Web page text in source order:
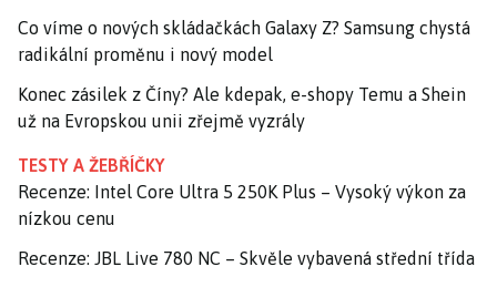
Co víme o nových skládačkách Galaxy Z? Samsung chystá
radikální proměnu i nový model
Konec zásilek z Číny? Ale kdepak, e-shopy Temu a Shein
už na Evropskou unii zřejmě vyzrály
TESTY A ŽEBŘÍČKY
Recenze: Intel Core Ultra 5 250K Plus – Vysoký výkon za
nízkou cenu
Recenze: JBL Live 780 NC – Skvěle vybavená střední třída